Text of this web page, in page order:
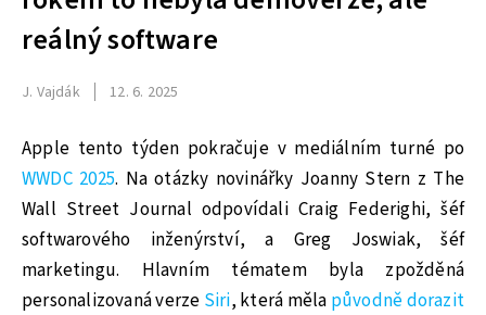
reálný software
J. Vajdák 12. 6. 2025
Apple tento týden pokračuje v mediálním turné po
WWDC 2025. Na otázky novinářky Joanny Stern z The
Wall Street Journal odpovídali Craig Federighi, šéf
softwarového inženýrství, a Greg Joswiak, šéf
marketingu. Hlavním tématem byla zpožděná
personalizovaná verze Siri, která měla původně dorazit